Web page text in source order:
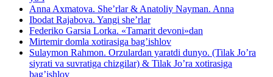
Anna Axmatova. She’rlar & Anatoliy Nayman. Anna
Ibodat Rajabova. Yangi she’rlar
Federiko Garsia Lorka. «Tamarit devoni»dan
Mirtemir domla xotirasiga bag’ishlov
Sulaymon Rahmon. Orzulardan yaratdi dunyo. (Tilak Jo’ra
siyrati va suvratiga chizgilar) & Tilak Jo’ra xotirasiga
bag’ishlov